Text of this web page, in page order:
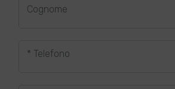
Cognome
* Telefono